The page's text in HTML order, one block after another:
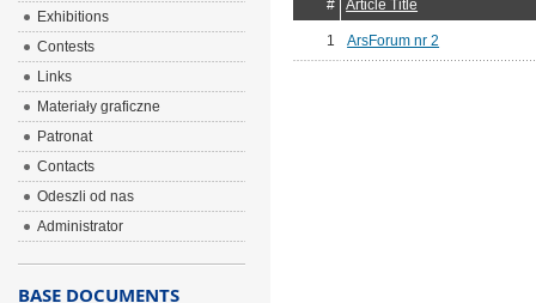
#
Article Title
1 ArsForum nr 2
Exhibitions
Contests
Links
Materiały graficzne
Patronat
Contacts
Odeszli od nas
Administrator
BASE DOCUMENTS